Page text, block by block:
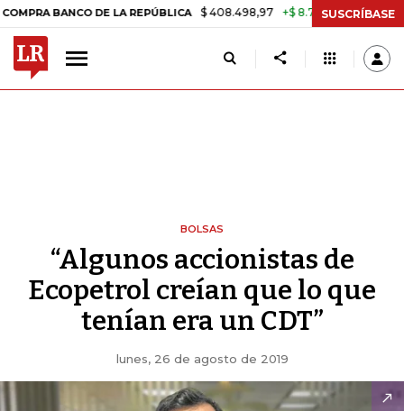
DE LA REPÚBLICA $ 408.498,97 +$ 8.753,81 +2,19% TASA
SUSCRÍBASE
BOLSAS
“Algunos accionistas de
Ecopetrol creían que lo que
tenían era un CDT”
lunes, 26 de agosto de 2019